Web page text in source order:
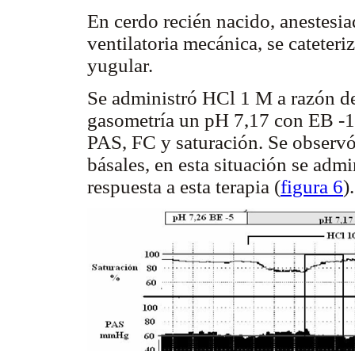
En cerdo recién nacido,
ventilatoria mecánica, se
yugular.
Se administró HCl 1 M a razón
gasometría un pH 7,17 con EB -
PAS, FC y saturación. Se
básales, en esta situación se
respuesta a esta terapia (figura 6).